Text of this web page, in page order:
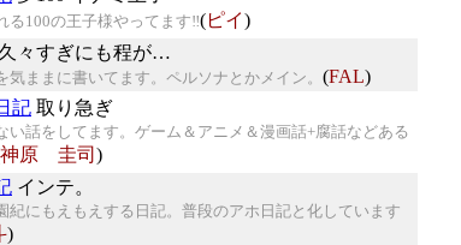
る100の王子様やってます‼(ピイ)
久々すぎにも程が…
気ままに書いてます。ペルソナとかメイン。 (FAL)
記 取り急ぎ
い話をしてます。ゲーム＆アニメ＆漫画話+腐話などある
神原 圭司 )
インテ。
紀にもえもえする日記。普段のアホ日記と化しています
)